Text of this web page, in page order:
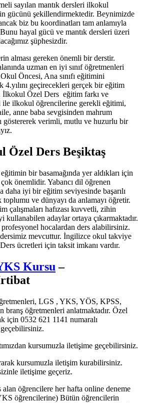
sayılan mantık dersleri ilkokul
gücünü şekillendirmektedir. Beynimizde
biz bu koordinatları tam anlamıyla
hayal gücü ve mantık dersleri üzeri
şüphesizdir.
alması gereken önemli bir derstir.
uzman en iyi sınıf öğretmenleri
Öncesi, Ana sınıfı eğitimini
4.yılını geçirecekleri gerçek bir eğitim
İlkokul Özel Ders eğitim farkı ve
ile ilkokul öğrencilerine gerekli eğitimi,
anne baba sevgisinden mahrum
göstererek verimli, mutlu ve huzurlu bir
Özel Ders Beşiktaş
bir basamağında yer aldıkları için
önemlidir. Yabancı dil öğrenen
iyi bir eğitim seviyesinde başarılı
ve dünyayı da anlamayı öğretir.
çalışmaları hafızası kuvvetli, zihin
kullanabilen adaylar ortaya çıkarmaktadır.
hocalardan ders alabilirsiniz.
mevcuttur. İngilizce okul takviye
ücretleri için taksit imkanı vardır.
Kursu –
LGS , YKS, YÖS, KPSS,
öğretmenleri anlatmaktadır. Özel
için 0532 621 1141 numaralı
kursumuzla iletişime geçebilirsiniz.
kursumuzla iletişim kurabilirsiniz.
iletişime geçeriz.
öğrencilere her hafta online deneme
öğrencilerine) Bütün öğrencilerin